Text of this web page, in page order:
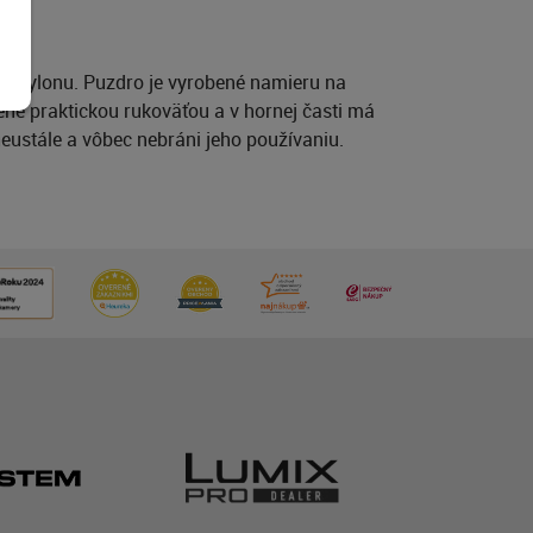
nylonu. Puzdro je vyrobené namieru na
praktickou rukoväťou a v hornej časti má
a vôbec nebráni jeho používaniu.